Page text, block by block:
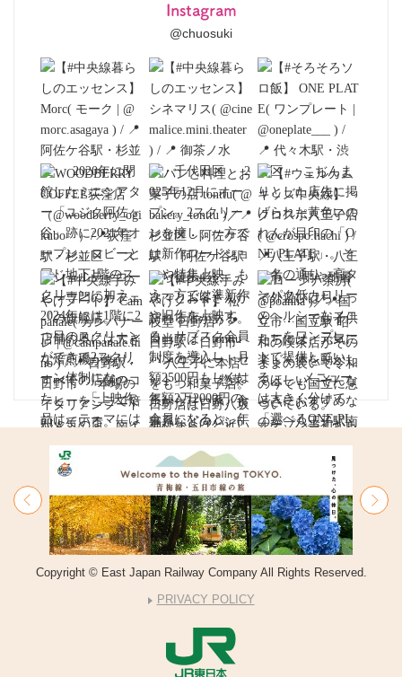
Instagram
@chuosuki
Copyright © East Japan Railway Company All Rights Reserved.
PRIVACY POLICY